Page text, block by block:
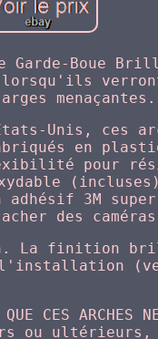
Garde-Boue
lorsqu'ils
menaçantes.
Unis, ces
en
pour
(incluses)
3M
des caméras
La finition
l'installation
CES ARCHES NE
ou